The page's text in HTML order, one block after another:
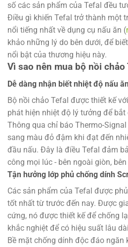
số các sản phẩm của Tefal đều
Điều gì khiến Tefal trở thành một
nổi tiếng nhất về dụng cụ nấu ăn (
khảo những lý do bên dưới, để
nổi bật của thương hiệu này.
Vì sao nên mua bộ nồi chảo
Dễ dàng nhận biết nhiệt độ nấu
Bộ nồi chảo Tefal được thiết kế
phát hiện nhiệt độ lý tưởng để
Thông qua chỉ báo Thermo-
sang màu đỏ đậm khi đạt đến
đầu nấu. Đây là điều Tefal đảm
công mọi lúc - bên ngoài giòn,
Tận hưởng lớp phủ chống dính
Các sản phẩm của Tefal được
tốt nhất từ trước đến nay. Được
cứng, nó được thiết kế để chống
khắc nghiệt để có hiệu suất lâu
Bề mặt chống dính độc đáo ngăn